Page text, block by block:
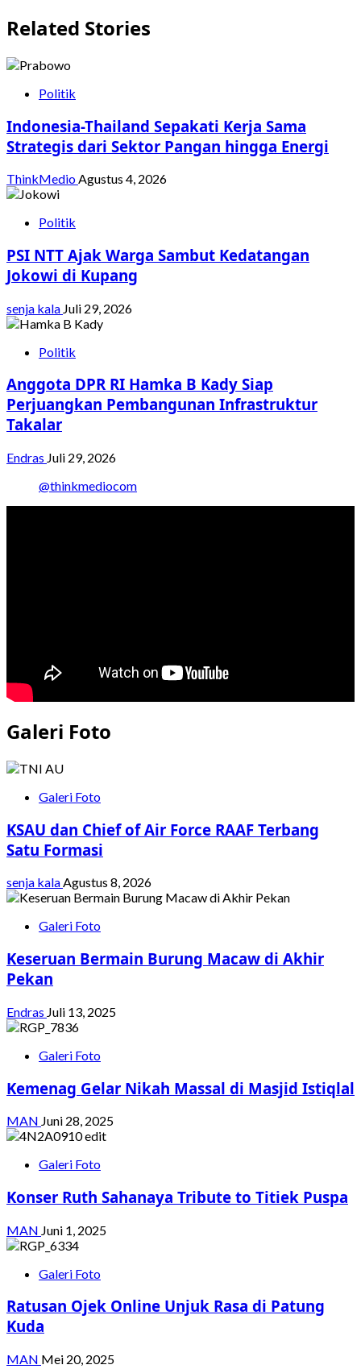
Related Stories
Politik
Indonesia-Thailand Sepakati Kerja Sama
Strategis dari Sektor Pangan hingga Energi
ThinkMedioAgustus 4, 2026
Politik
PSI NTT Ajak Warga Sambut Kedatangan
Jokowi di Kupang
senja kala Juli 29, 2026
Politik
Anggota DPR RI Hamka B Kady Siap
Perjuangkan Pembangunan Infrastruktur
Takalar
Endras Juli 29, 2026
@thinkmediocom
Galeri Foto
Galeri Foto
KSAU dan Chief of Air Force RAAF Terbang
Satu Formasi
senja kalaAgustus 8, 2026
Galeri Foto
Keseruan Bermain Burung Macaw di Akhir
Pekan
Endras Juli 13, 2025
Galeri Foto
Kemenag Gelar Nikah Massal di Masjid Istiqlal
MAN Juni 28, 2025
Galeri Foto
Konser Ruth Sahanaya Tribute to Titiek Puspa
MAN Juni 1, 2025
Galeri Foto
Ratusan Ojek Online Unjuk Rasa di Patung
Kuda
MAN Mei 20, 2025